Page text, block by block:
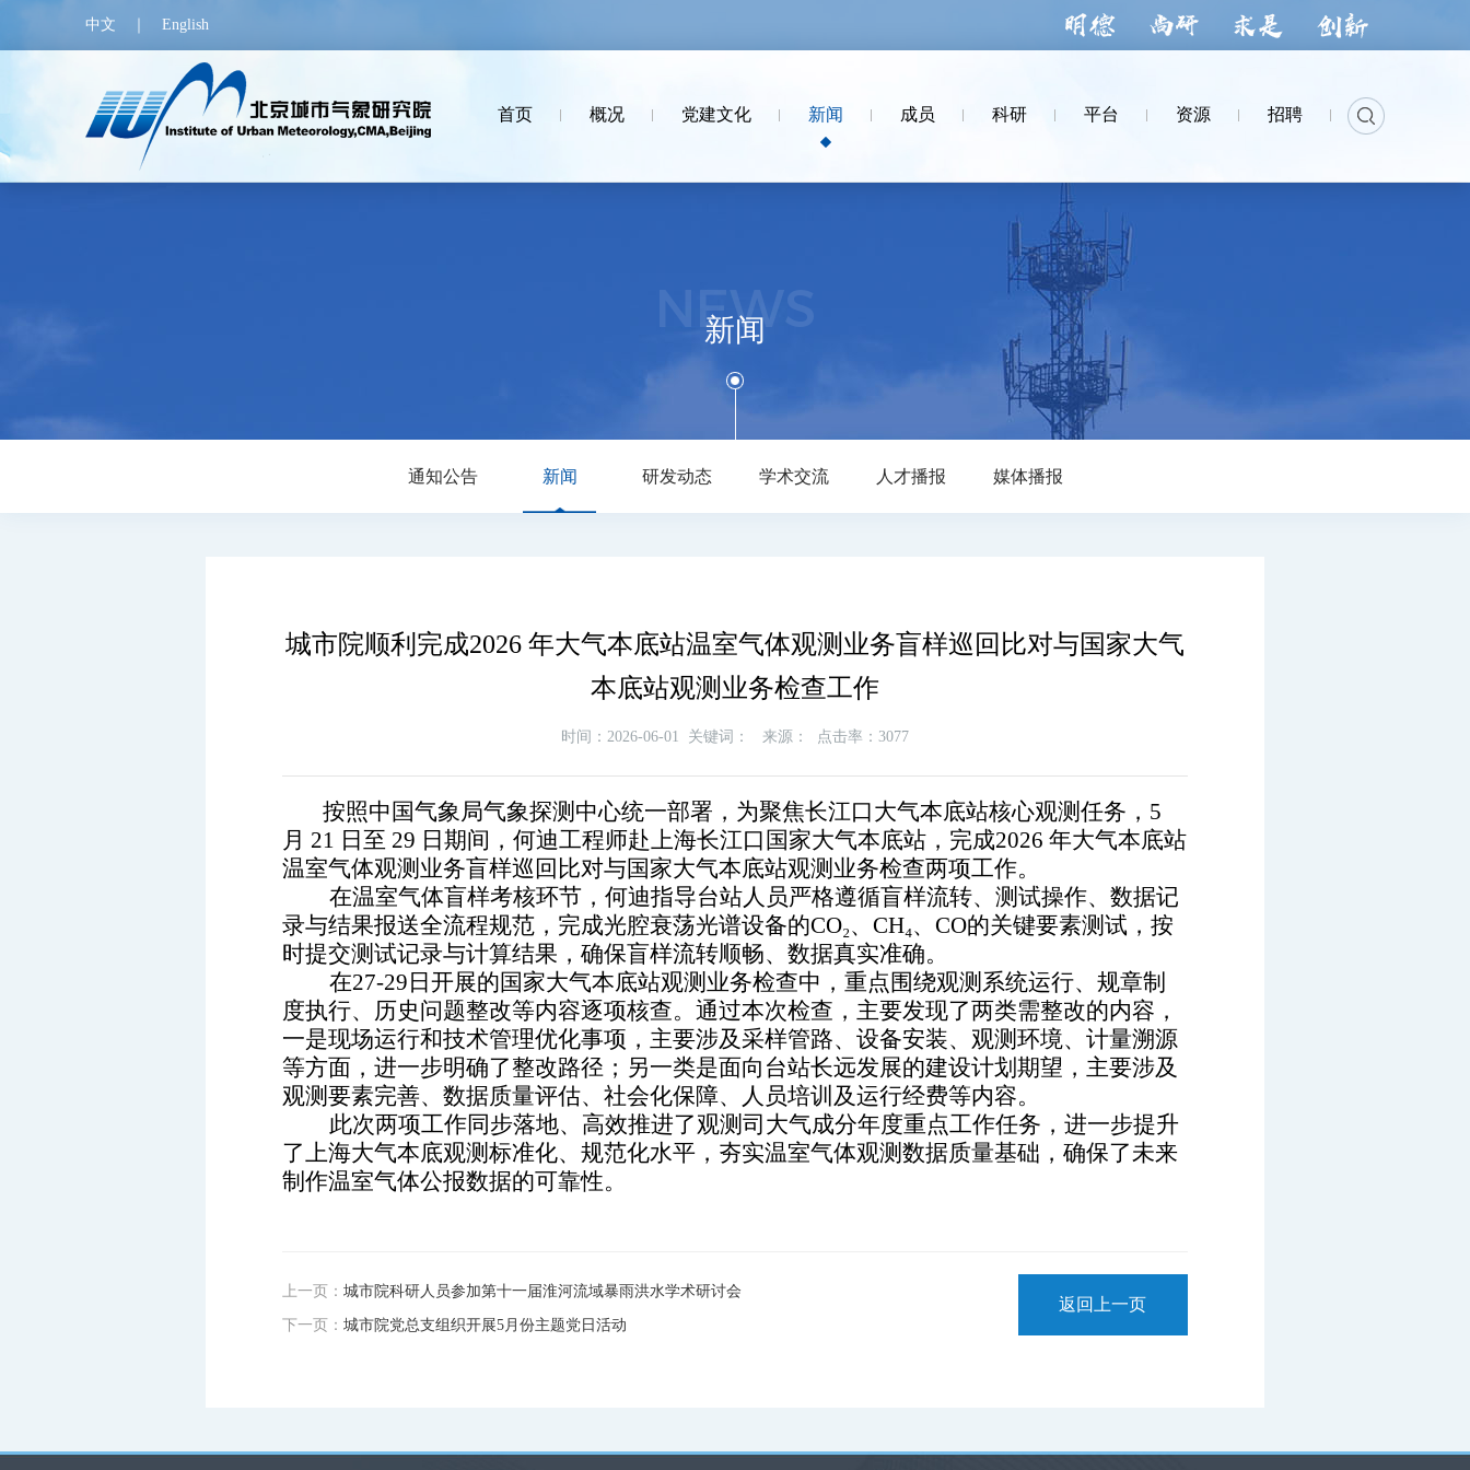
中文 English
首页 概况 党建文化 新闻 成员 科研 平台 资源 招聘
NEWS
新闻
通知公告 新闻 研发动态 学术交流 人才播报 媒体播报
城市院顺利完成2026 年大气本底站温室气体观测业务盲样巡回比对与国家大气
本底站观测业务检查工作
时间：2026-06-01 关键词： 来源： 点击率：3077
按照中国气象局气象探测中心统一部署，为聚焦长江口大气本底站核心观测任务， 5
月 21 日至 29 日期间，何迪工程师赴上海长江口国家大气本底站，完成2026 年大气本底站
温室气体观测业务盲样巡回比对与国家大气本底站观测业务检查两项工作。
在温室气体盲样考核环节，何迪指导台站人员严格遵循盲样流转、测试操作、数据记
录与结果报送全流程规范，完成光腔衰荡光谱设备的CO₂、CH₄、CO的关键要素测试，按
时提交测试记录与计算结果，确保盲样流转顺畅、数据真实准确。
在27-29日开展的国家大气本底站观测业务检查中，重点围绕观测系统运行、规章制
度执行、历史问题整改等内容逐项核查。通过本次检查，主要发现了两类需整改的内容，
一是现场运行和技术管理优化事项，主要涉及采样管路、设备安装、观测环境、计量溯源
等方面，进一步明确了整改路径；另一类是面向台站长远发展的建设计划期望，主要涉及
观测要素完善、数据质量评估、社会化保障、人员培训及运行经费等内容。
此次两项工作同步落地、高效推进了观测司大气成分年度重点工作任务，进一步提升
了上海大气本底观测标准化、规范化水平，夯实温室气体观测数据质量基础，确保了未来
制作温室气体公报数据的可靠性。
上一页：城市院科研人员参加第十一届淮河流域暴雨洪水学术研讨会
下一页：城市院党总支组织开展5月份主题党日活动
返回上一页